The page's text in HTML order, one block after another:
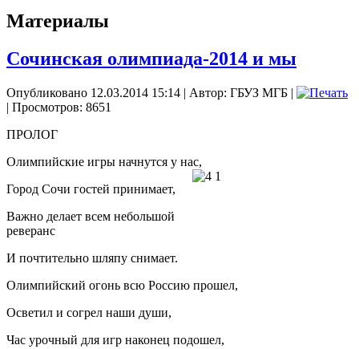
Материалы
Сочинская олимпиада-2014 и мы
Опубликовано 12.03.2014 15:14 | Автор: ГБУЗ МГБ |
| Просмотров: 8651
ПРОЛОГ
Олимпийские игры начнутся у нас,
Город Сочи гостей принимает,
Важно делает всем небольшой
реверанс
И почтительно шляпу снимает.
Олимпийский огонь всю Россию прошел,
Осветил и согрел наши души,
Час урочный для игр наконец подошел,